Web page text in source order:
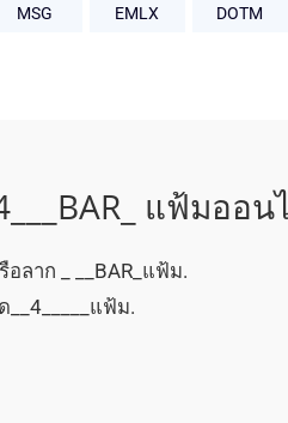
MSG EMLX DOTM
แฟ้มออน
ลาก _ __BAR_แฟ้ม.
แฟ้ม.